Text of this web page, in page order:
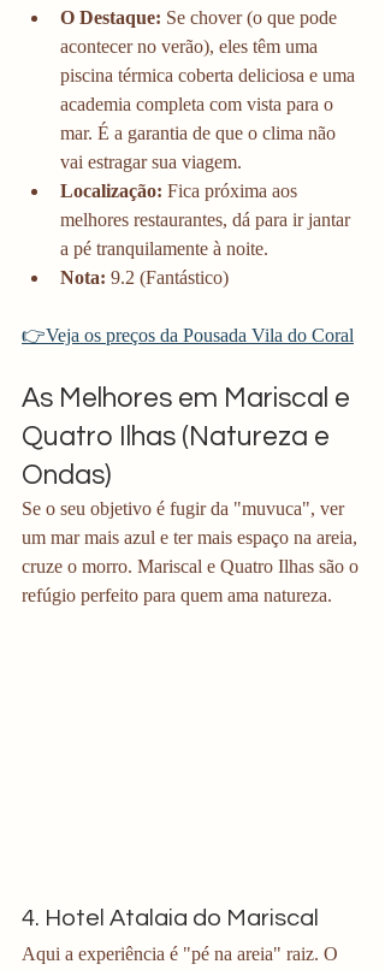
O Destaque: Se chover (o que pode
acontecer no verão), eles têm uma
piscina térmica coberta deliciosa e uma
academia completa com vista para o
mar. É a garantia de que o clima não
vai estragar sua viagem.
Localização: Fica próxima aos
melhores restaurantes, dá para ir jantar
a pé tranquilamente à noite.
Nota: 9.2 (Fantástico)
👉Veja os preços da Pousada Vila do Coral
As Melhores em Mariscal e
Quatro Ilhas (Natureza e
Ondas)
Se o seu objetivo é fugir da "muvuca", ver
um mar mais azul e ter mais espaço na areia,
cruze o morro. Mariscal e Quatro Ilhas são o
refúgio perfeito para quem ama natureza.
4. Hotel Atalaia do Mariscal
Aqui a experiência é "pé na areia" raiz. O